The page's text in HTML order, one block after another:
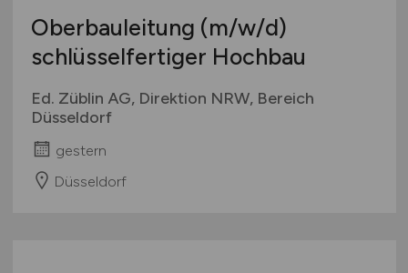
Oberbauleitung (m/w/d)
schlüsselfertiger Hochbau
Ed. Züblin AG, Direktion NRW, Bereich
Düsseldorf
gestern
Düsseldorf